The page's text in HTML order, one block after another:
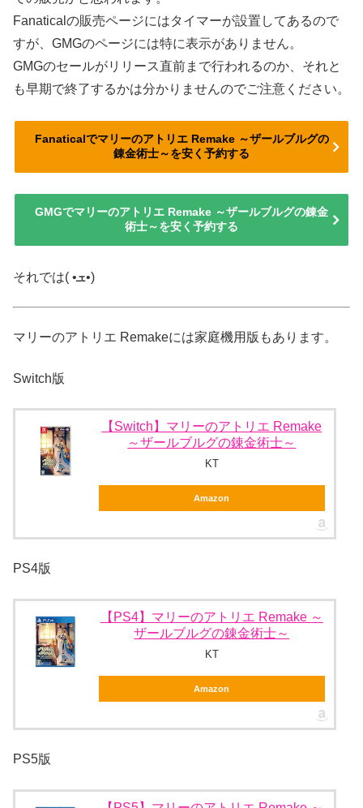
Fanaticalの販売ページにはタイマーが設置してあるので
すが、GMGのページには特に表示がありません。
GMGのセールがリリース直前まで行われるのか、それと
も早期で終了するかは分かりませんのでご注意ください。
Fanaticalでマリーのアトリエ Remake ～ザールブルグの
錬金術士～を安く予約する
GMGでマリーのアトリエ Remake ～ザールブルグの錬金
術士～を安く予約する
それでは( •ܫ•)
マリーのアトリエ Remakeには家庭機用版もあります。
Switch版
【Switch】マリーのアトリエ Remake
～ザールブルグの錬金術士～
KT
Amazon
PS4版
【PS4】マリーのアトリエ Remake ～
ザールブルグの錬金術士～
KT
Amazon
PS5版